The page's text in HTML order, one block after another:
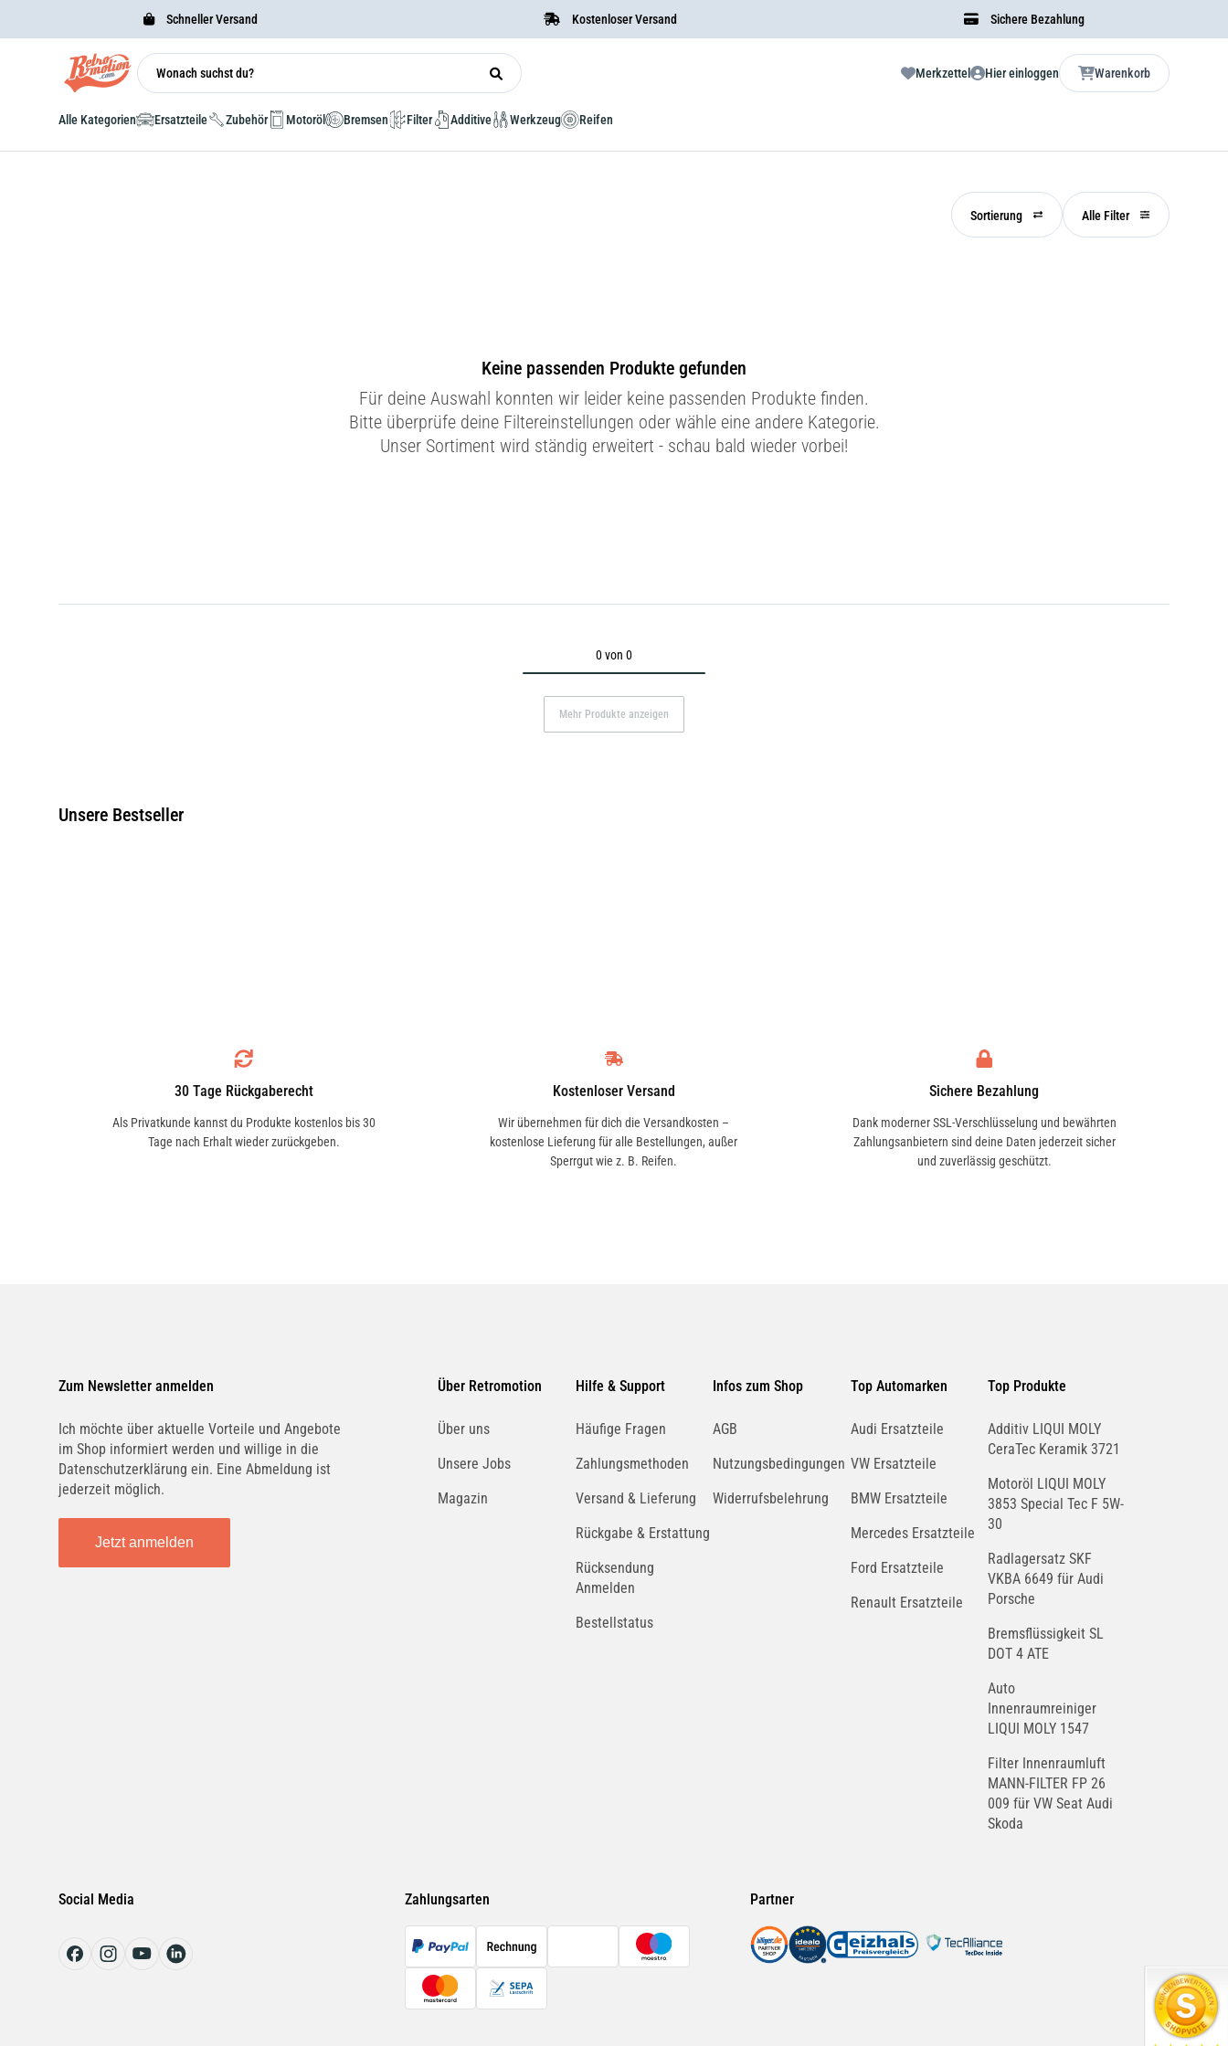
Schneller Versand Kostenloser Versand Sichere Bezahlung
Merkzettel Hier einloggen Warenkorb
Alle Kategorien Ersatzteile Zubehör Motoröl Bremsen Filter Additive Werkzeug Reifen
Sortierung Alle Filter
Keine passenden Produkte gefunden
Für deine Auswahl konnten wir leider keine passenden Produkte finden.
Bitte überprüfe deine Filtereinstellungen oder wähle eine andere Kategorie.
Unser Sortiment wird ständig erweitert - schau bald wieder vorbei!
0 von 0
Mehr Produkte anzeigen
Unsere Bestseller
30 Tage Rückgaberecht
Als Privatkunde kannst du Produkte kostenlos bis 30
Tage nach Erhalt wieder zurückgeben.
Kostenloser Versand
Wir übernehmen für dich die Versandkosten –
kostenlose Lieferung für alle Bestellungen, außer
Sperrgut wie z. B. Reifen.
Sichere Bezahlung
Dank moderner SSL-Verschlüsselung und bewährten
Zahlungsanbietern sind deine Daten jederzeit sicher
und zuverlässig geschützt.
Zum Newsletter anmelden
Ich möchte über aktuelle Vorteile und Angebote
im Shop informiert werden und willige in die
Datenschutzerklärung ein. Eine Abmeldung ist
jederzeit möglich.
Jetzt anmelden
Über Retromotion
Über uns
Unsere Jobs
Magazin
Hilfe & Support
Häufige Fragen
Zahlungsmethoden
Versand & Lieferung
Rückgabe & Erstattung
Rücksendung
Anmelden
Bestellstatus
Infos zum Shop
AGB
Nutzungsbedingungen
Widerrufsbelehrung
Top Automarken
Audi Ersatzteile
VW Ersatzteile
BMW Ersatzteile
Mercedes Ersatzteile
Ford Ersatzteile
Renault Ersatzteile
Top Produkte
Additiv LIQUI MOLY
CeraTec Keramik 3721
Motoröl LIQUI MOLY
3853 Special Tec F 5W-
30
Radlagersatz SKF
VKBA 6649 für Audi
Porsche
Bremsflüssigkeit SL
DOT 4 ATE
Auto
Innenraumreiniger
LIQUI MOLY 1547
Filter Innenraumluft
MANN-FILTER FP 26
009 für VW Seat Audi
Skoda
Social Media Zahlungsarten Partner